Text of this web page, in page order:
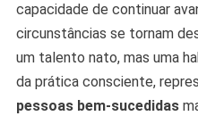
capacidade de continuar
circunstâncias se tornam
um talento nato, mas uma
da prática consciente,
pessoas bem-sucedidas